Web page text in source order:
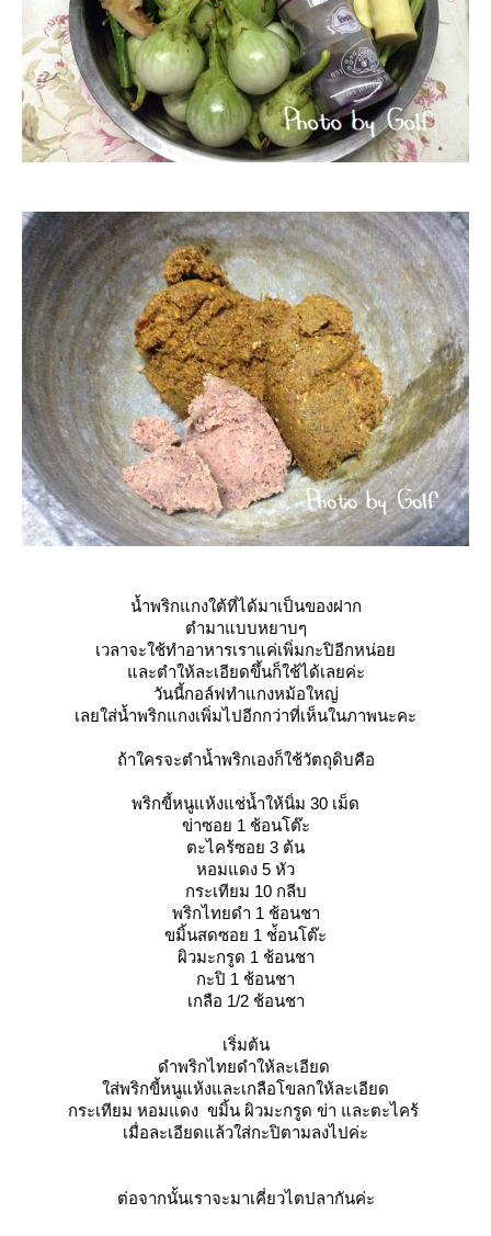
น้ำพริกแกงใต้ที่ได้มาเป็นของฝาก
ตำมาแบบหยาบๆ
เวลาจะใช้ทำอาหารเราแค่เพิ่มกะปิอีกหน่อ
ละตำให้ละเอียดขึ้นก็ใช้ได้เลยค่ะ
วันนี้กอล์ฟทำแกงหม้อใหญ่
เลยใส่น้ำพริกแกงเพิ่มไปอีกกว่าที่เห็นในภาพนะคะ
ถ้าใครจะตำน้ำพริกเองก็ใช้วัตถุดิบคือ
พริกขี้หนูแห้งแช่น้ำให้นิ่ม 30 เม็ด
ข่าซอย 1 ช้อนโต๊ะ
ตะไคร้ซอย 3 ต้น
หอมแดง 5 หัว
กระเทียม 10 กลีบ
พริกไทยดำ 1 ช้อนชา
ขมิ้นสดซอย 1 ช่้อนโต๊ะ
ผิวมะกรูด 1 ช้อนชา
กะปิ 1 ช้อนชา
เกลือ 1/2 ช้อนชา
เริ่มต้น
ดำพริกไทยดำให้ละเอียด
ส่พริกขี้หนูแห้งและเกลือโขลกให้ละเอียด
กระเทียม หอมแดง ขมิ้น ผิวมะกรูด ข่า และตะไคร้
เมื่อละเอียดแล้วใส่กะปิตามลงไปค่ะ
ต่อจากนั้นเราจะมาเคี่ยวไตปลากันค่ะ